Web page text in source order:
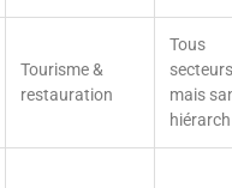
Tourisme &
restauration
Tous
secteurs
mais